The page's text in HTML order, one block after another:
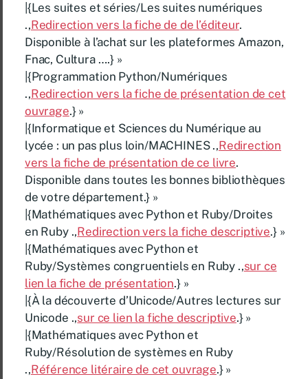
|{Les suites et séries/Les suites numériques
.,Redirection vers la fiche de de l’éditeur.
Disponible à l’achat sur les plateformes Amazon,
Fnac, Cultura ….} »
|{Programmation Python/Numériques
.,Redirection vers la fiche de présentation de cet
ouvrage.} »
|{Informatique et Sciences du Numérique au
lycée : un pas plus loin/MACHINES .,Redirection
vers la fiche de présentation de ce livre.
Disponible dans toutes les bonnes bibliothèques
de votre département.} »
|{Mathématiques avec Python et Ruby/Droites
en Ruby .,Redirection vers la fiche descriptive.} »
|{Mathématiques avec Python et
Ruby/Systèmes congruentiels en Ruby .,sur ce
lien la fiche de présentation.} »
|{À la découverte d’Unicode/Autres lectures sur
Unicode .,sur ce lien la fiche descriptive.} »
|{Mathématiques avec Python et
Ruby/Résolution de systèmes en Ruby
.,Référence litéraire de cet ouvrage.} »